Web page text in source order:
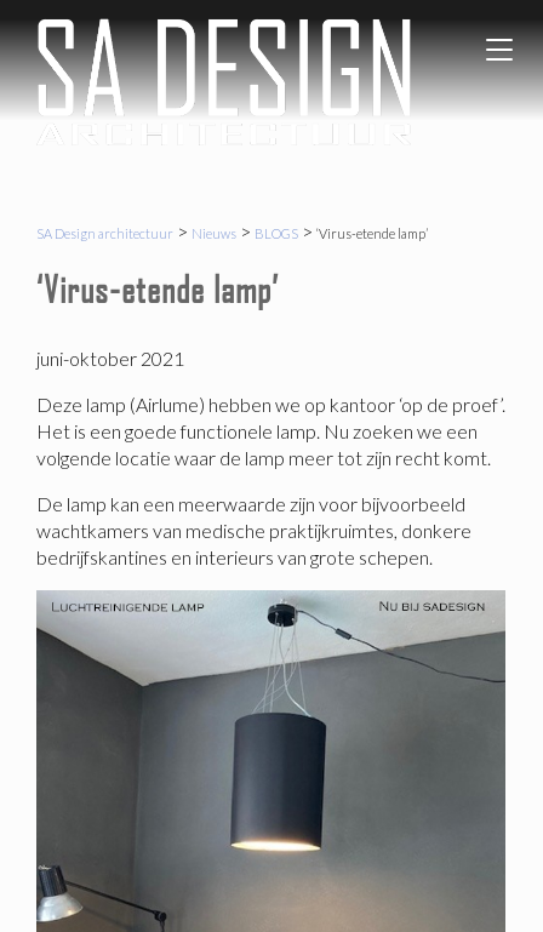
SA
Gezond
en
Circulair
T
o
g
o
SA Design architectuur > Nieuws > BLOGS > ‘Virus-etende lamp’
‘Virus-etende lamp’
juni-oktober 2021
Deze lamp (Airlume) hebben we op kantoor ‘op de proef’.
Het is een goede functionele lamp. Nu zoeken we een
volgende locatie waar de lamp meer tot zijn recht komt.
De lamp kan een meerwaarde zijn voor bijvoorbeeld
wachtkamers van medische praktijkruimtes, donkere
bedrijfskantines en interieurs van grote schepen.